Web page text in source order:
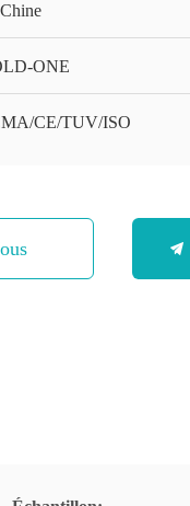
ONE
CE/TUV/ISO